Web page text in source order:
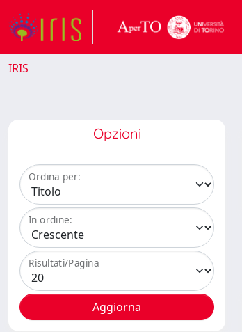
IRIS
Opzioni
Ordina per:
In ordine:
Risultati/Pagina